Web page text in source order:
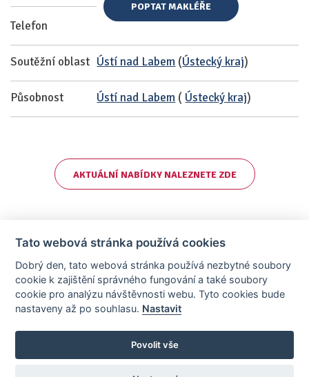
Telefon
POPTAT MAKLÉŘE
Soutěžní oblast Ústí nad Labem (Ústecký kraj)
Působnost Ústí nad Labem ( Ústecký kraj)
AKTUÁLNÍ NABÍDKY NALEZNETE ZDE
Stránky vytvořeny v iD-SIGN
Provozovatelem tohoto serveru je společnost AllCzech Promotion, s.r.o.,
Tato webová stránka používá cookies
Dobrý den, tato webová stránka používá nezbytné soubory
cookie k zajištění správného fungování a také soubory
cookie pro analýzu návštěvnosti webu. Tyto cookies bude
nastaveny až po souhlasu. Nastavit
Povolit vše